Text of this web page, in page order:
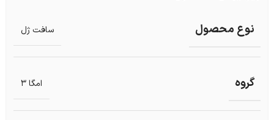
نوع محصول سافت ژل
گروه امگا 3